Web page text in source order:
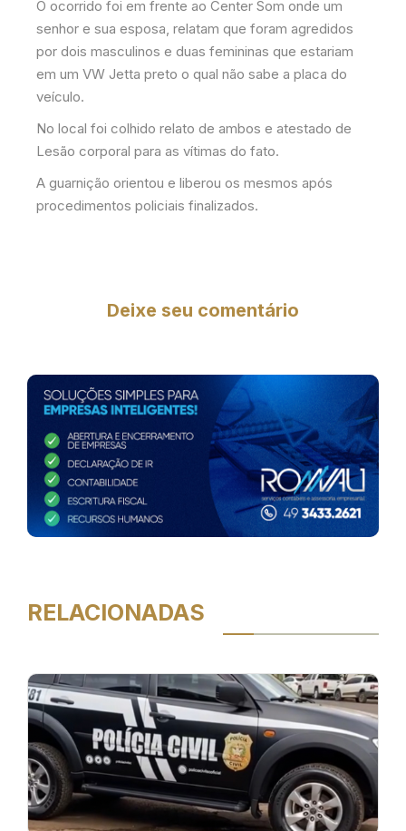
O ocorrido foi em frente ao Center Som onde um
senhor e sua esposa, relatam que foram agredidos
por dois masculinos e duas femininas que estariam
em um VW Jetta preto o qual não sabe a placa do
veículo.
No local foi colhido relato de ambos e atestado de
Lesão corporal para as vítimas do fato.
A guarnição orientou e liberou os mesmos após
procedimentos policiais finalizados.
Deixe seu comentário
RELACIONADAS